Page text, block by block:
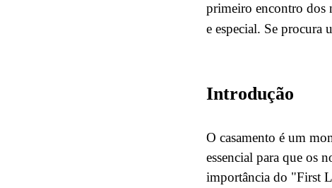
primeiro encontro dos
e especial. Se
Introdução
O casamento é um
essencial para que os
importância do "First